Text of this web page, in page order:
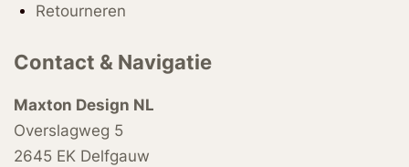
Retourneren
Contact & Navigatie
Maxton Design NL
Overslagweg 5
2645 EK Delfgauw